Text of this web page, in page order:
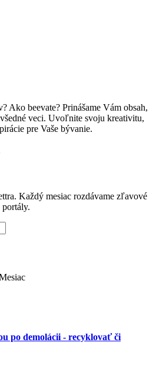
Ako beevate? Prinášame Vám obsah,
veci. Uvoľnite svoju kreativitu,
pre Vaše bývanie.
Každý mesiac rozdávame zľavové
portály.
po demolácii - recyklovať či